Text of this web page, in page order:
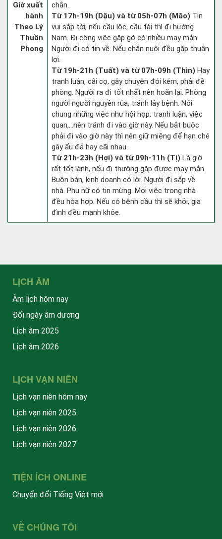
Giờ xuất
hành
Theo Lý
Thuần
Phong
chắn.
Từ 17h-19h (Dậu) và từ 05h-07h (Mão) Tin
vui sắp tới, nếu cầu lộc, cầu tài thì đi hướng
Nam. Đi công việc gặp gỡ có nhiều may mắn.
Người đi có tin về. Nếu chăn nuôi đều gặp thuận
lợi.
Từ 19h-21h (Tuất) và từ 07h-09h (Thìn) Hay
tranh luận, cãi cọ, gây chuyện đói kém, phải đề
phòng. Người ra đi tốt nhất nên hoãn lại. Phòng
người người nguyền rủa, tránh lây bệnh. Nói
chung những việc như hội họp, tranh luận, việc
quan,…nên tránh đi vào giờ này. Nếu bắt buộc
phải đi vào giờ này thì nên giữ miệng để hạn ché
gây ẩu đả hay cãi nhau.
Từ 21h-23h (Hợi) và từ 09h-11h (Tị) Là giờ
rất tốt lành, nếu đi thường gặp được may mắn.
Buôn bán, kinh doanh có lời. Người đi sắp về
nhà. Phụ nữ có tin mừng. Mọi việc trong nhà
đều hòa hợp. Nếu có bệnh cầu thì sẽ khỏi, gia
đình đều mạnh khỏe.
LỊCH ÂM
Âm lịch hôm nay
Đổi ngày âm dương
Lịch âm 2025
Lịch âm 2026
LỊCH VẠN NIÊN
Lịch vạn niên hôm nay
Lịch vạn niên 2025
Lịch vạn niên 2026
Lịch vạn niên 2027
TIỆN ÍCH ONLINE
Chuyển đổi Tiếng Việt mới
VỀ CHÚNG TÔI